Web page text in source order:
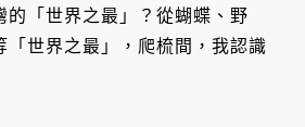
的「世界之最」？從蝴蝶、野
「世界之最」，爬梳間，我認識